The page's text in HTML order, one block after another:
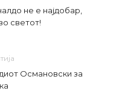
не е најдобар,
светот!
Османовски за